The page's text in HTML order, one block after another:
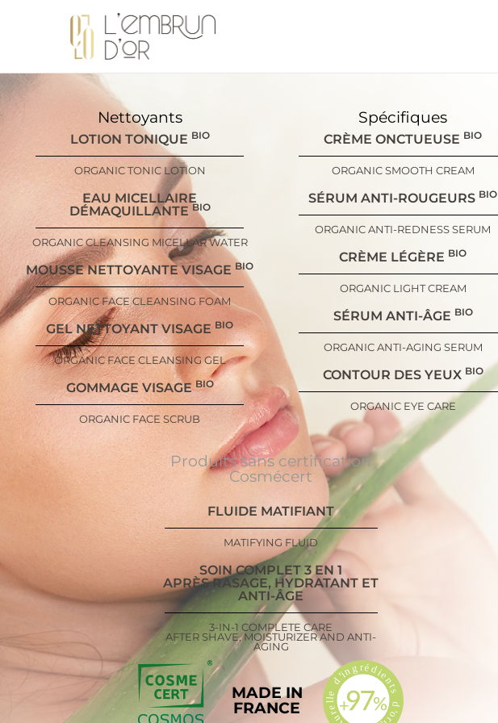
Nettoyants
LOTION TONIQUE BIO
ORGANIC TONIC LOTION
EAU MICELLAIRE
DÉMAQUILLANTE BIO
ORGANIC CLEANSING MICELLAR WATER
MOUSSE NETTOYANTE VISAGE BIO
ORGANIC FACE CLEANSING FOAM
GEL NETTOYANT VISAGE BIO
ORGANIC FACE CLEANSING GEL
GOMMAGE VISAGEBIO
ORGANIC FACE SCRUB
Spécifiques
CRÈME ONCTUEUSE BIO
ORGANIC SMOOTH CREAM
SÉRUM ANTI-ROUGEURS BIO
ORGANIC ANTI-REDNESS SERUM
CRÈME LÉGÈRE BIO
ORGANIC LIGHT CREAM
SÉRUM ANTI-ÂGE BIO
ORGANIC ANTI-AGING SERUM
CONTOUR DES YEUX BIO
ORGANIC EYE CARE
Produits sans certification
Cosmécert
FLUIDE MATIFIANT
MATIFYING FLUID
SOIN COMPLET 3 EN 1
APRÈS RASAGE, HYDRATANT ET
ANTI-ÂGE
3-IN-1 COMPLETE CARE
AFTER SHAVE, MOISTURIZER AND ANTI-
AGING
MADE IN
FRANCE